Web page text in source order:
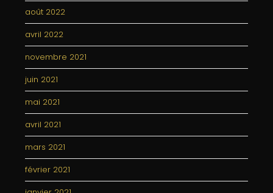
août 2022
avril 2022
novembre 2021
juin 2021
mai 2021
avril 2021
mars 2021
février 2021